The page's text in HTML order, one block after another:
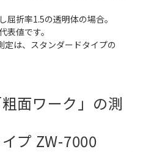
折率1.5の透明体の場合。
値です。
定は、スタンダードタイプの
面ワーク」の測
プ ZW-7000